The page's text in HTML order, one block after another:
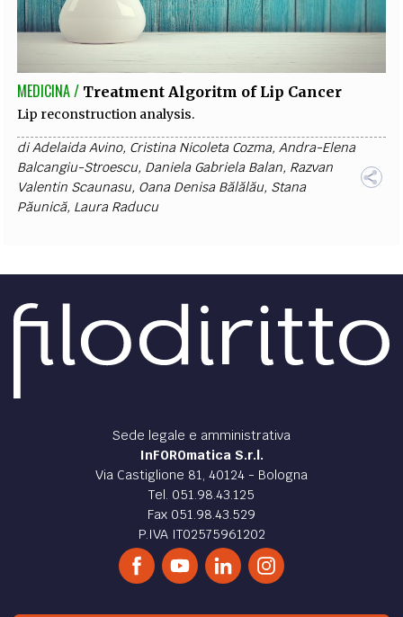
MEDICINA / Treatment Algoritm of Lip Cancer
Lip reconstruction analysis.
diAdelaida Avino, Cristina Nicoleta Cozma,Andra-Elena
Balcangiu-Stroescu, Daniela Gabriela Balan, Razvan
Valentin Scaunasu, Oana Denisa Bălălău, Stana
Păunică, Laura Raducu
Sede legale e amministrativa
InFOROmatica S.r.l.
Via Castiglione 81, 40124 - Bologna
Tel. 051.98.43.125
Fax 051.98.43.529
P.IVA IT02575961202